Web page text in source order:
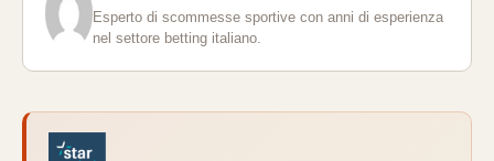
Esperto di scommesse sportive con anni di esperienza
nel settore betting italiano.